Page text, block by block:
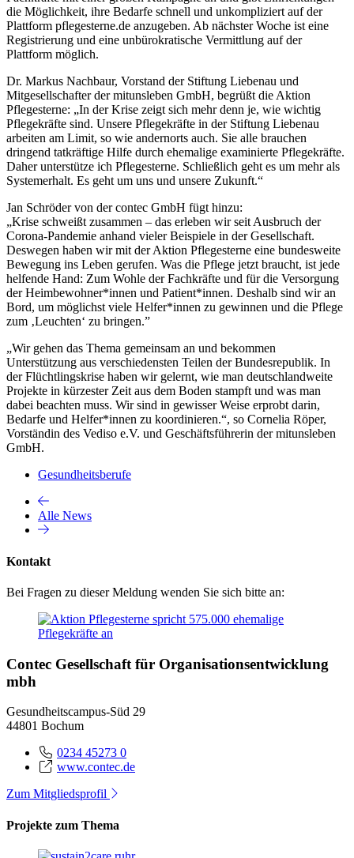
die Möglichkeit, ihre Bedarfe schnell und unkompliziert auf der
Plattform pflegesterne.de anzugeben. Ab nächster Woche ist eine
Registrierung und eine unbürokratische Vermittlung auf der
Plattform möglich.
Dr. Markus Nachbaur, Vorstand der Stiftung Liebenau und
Mitgesellschafter der mitunsleben GmbH, begrüßt die Aktion
Pflegesterne: „In der Krise zeigt sich mehr denn je, wie wichtig
Pflegekräfte sind. Unsere Pflegekräfte in der Stiftung Liebenau
arbeiten am Limit, so wie andernorts auch. Sie alle brauchen
dringend tatkräftige Hilfe durch ehemalige examinierte Pflegekräfte.
Daher unterstütze ich Pflegesterne. Schließlich geht es um mehr als
Systemerhalt. Es geht um uns und unsere Zukunft.“
Jan Schröder von der contec GmbH fügt hinzu:
„Krise schweißt zusammen – das erleben wir seit Ausbruch der
Corona-Pandemie anhand vieler Beispiele in der Gesellschaft.
Deswegen haben wir mit der Aktion Pflegesterne eine bundesweite
Bewegung ins Leben gerufen. Was die Pflege jetzt braucht, ist jede
helfende Hand: Zum Wohle der Fachkräfte und für die Versorgung
der Heimbewohner*innen und Patient*innen. Deshalb sind wir an
Bord, um möglichst viele Helfer*innen zu gewinnen und die Pflege
zum ‚Leuchten‘ zu bringen.”
„Wir gehen das Thema gemeinsam an und bekommen
Unterstützung aus verschiedensten Teilen der Bundesrepublik. In
der Flüchtlingskrise haben wir gelernt, wie man deutschlandweite
Projekte in kürzester Zeit aus dem Boden stampft und was man
dabei beachten muss. Wir sind in gewisser Weise erprobt darin,
Bedarfe und Helfer*innen zu koordinieren.“, so Cornelia Röper,
Vorständin des Vediso e.V. und Geschäftsführerin der mitunsleben
GmbH.
Gesundheitsberufe
Alle News
Kontakt
Bei Fragen zu dieser Meldung wenden Sie sich bitte an:
Contec Gesellschaft für Organisationsentwicklung
mbh
Gesundheitscampus-Süd 29
44801 Bochum
0234 45273 0
www.contec.de
Zum Mitgliedsprofil
Projekte zum Thema